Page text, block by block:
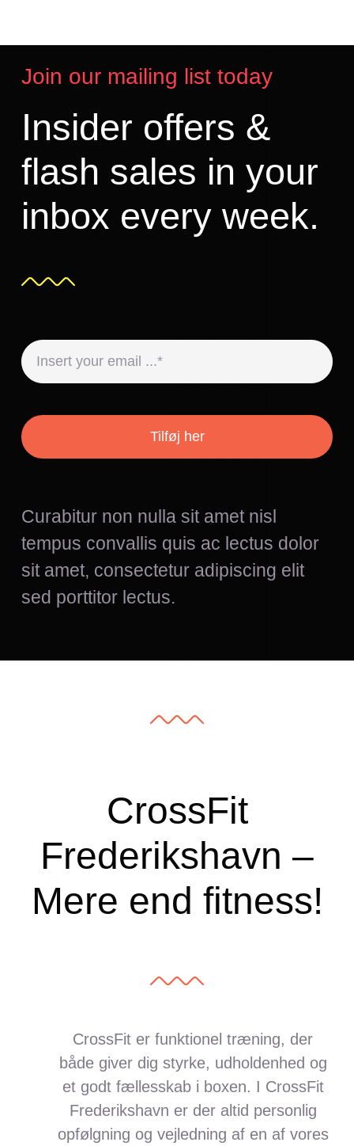
Join our mailing list today
Insider offers &
flash sales in your
inbox every week.
Tilføj her
Curabitur non nulla sit amet nisl
tempus convallis quis ac lectus dolor
sit amet, consectetur adipiscing elit
sed porttitor lectus.
CrossFit
Frederikshavn –
Mere end fitness!
CrossFit er funktionel træning, der
både giver dig styrke, udholdenhed og
et godt fællesskab i boxen. I CrossFit
Frederikshavn er der altid personlig
opfølgning og vejledning af en af vores